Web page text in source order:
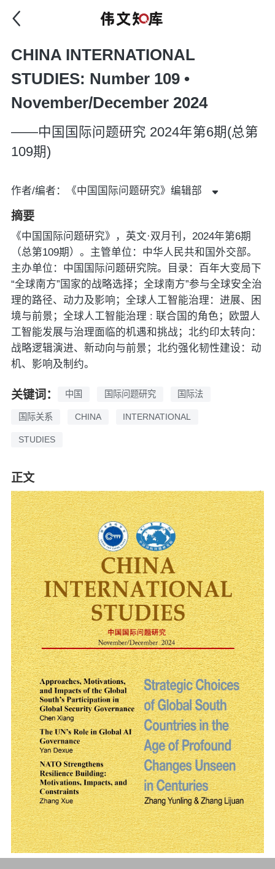
CHINA INTERNATIONAL
STUDIES: Number 109 •
November/December 2024
——中国国际问题研究 2024年第6期(总第
109期)
作者/编者：《中国国际问题研究》编辑部
摘要
《中国国际问题研究》，英文·双月刊，2024年第6期
（总第109期）。主管单位：中华人民共和国外交部。
主办单位：中国国际问题研究院。目录：百年大变局下
“全球南方”国家的战略选择；全球南方”参与全球安全治
理的路径、动力及影响；全球人工智能治理：进展、困
境与前景；全球人工智能治理 : 联合国的角色；欧盟人
工智能发展与治理面临的机遇和挑战；北约印太转向：
战略逻辑演进、新动向与前景；北约强化韧性建设：动
机、影响及制约。
关键词： 中国 国际问题研究 国际法
国际关系 CHINA INTERNATIONAL
STUDIES
正文